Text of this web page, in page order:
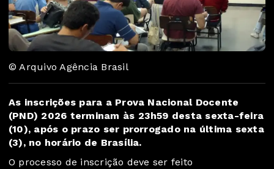
© Arquivo Agência Brasil
As inscrições para a Prova Nacional Docente
(PND) 2026 terminam às 23h59 desta sexta-feira
(10), após o prazo ser prorrogado na última sexta
(3), no horário de Brasília.
O processo de inscrição deve ser feito